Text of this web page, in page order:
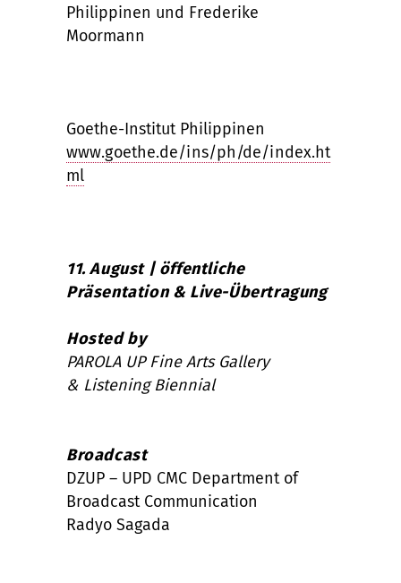
Philippinen und Frederike
Moormann
Goethe-Institut Philippinen
www.goethe.de/ins/ph/de/index.ht
ml
11. August | öffentliche
Präsentation & Live-Übertragung
Hosted by
PAROLA UP Fine Arts Gallery
& Listening Biennial
Broadcast
DZUP – UPD CMC Department of
Broadcast Communication
Radyo Sagada